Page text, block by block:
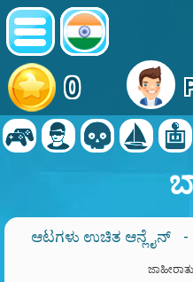
0
ಆಟಗಳು ಉಚಿತ ಆನ್ಲೈನ್ -
ಜಾಹೀರಾತು